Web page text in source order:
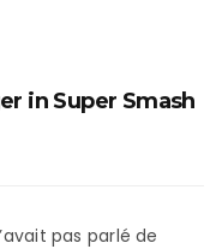
in Super Smash
pas parlé de